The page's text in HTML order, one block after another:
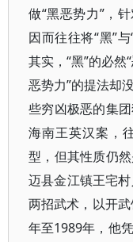
做“黑恶势力”，
因而往往将“黑”
其实，“黑”的必然
恶势力”的提法却
些穷凶极恶的集
海南王英汉案，
型，但其性质仍
迈县金江镇王宅
两招武术，以开
年至1989年，他